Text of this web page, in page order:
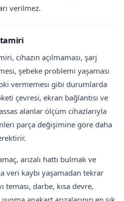
verilmez.
cihazın açılmaması, şarj
şebeke problemi yaşaması
vermemesi gibi durumlarda
çevresi, ekran bağlantısı ve
alanlar ölçüm cihazlarıyla
parça değişimine göre daha
arızalı hattı bulmak ve
veri kaybı yaşamadan tekrar
teması, darbe, kısa devre,